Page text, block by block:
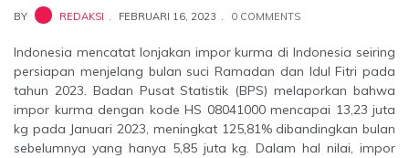
BY REDAKSI FEBRUARI 16, 2023 0 COMMENTS
Indonesia mencatat lonjakan impor kurma di Indonesia seiring
persiapan menjelang bulan suci Ramadan dan Idul Fitri pada
tahun 2023. Badan Pusat Statistik (BPS) melaporkan bahwa
impor kurma dengan kode HS 08041000 mencapai 13,23 juta
kg pada Januari 2023, meningkat 125,81% dibandingkan bulan
sebelumnya yang hanya 5,85 juta kg. Dalam hal nilai, impor